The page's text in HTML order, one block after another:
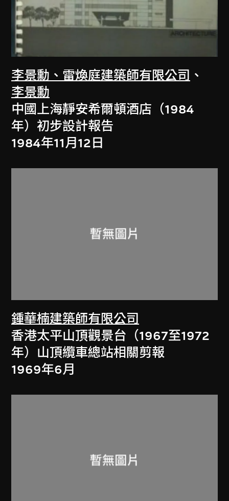
李景勳、雷煥庭建築師有限公司 、
李景勳
中國上海靜安希爾頓酒店（1984
年）初步設計報告
1984年11月12日
鍾華楠建築師有限公司
香港太平山頂觀景台（1967至1972
年）山頂纜車總站相關剪報
1969年6月